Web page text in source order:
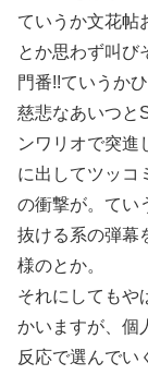
ていうか文花帖
とか思わず叫び
門番!!ていうか
慈悲なあいつと
ンワリオで突進
に出してツッコ
の衝撃が。てい
抜ける系の弾幕
様のとか。
それにしてもや
かいますが、個
反応で選んでい